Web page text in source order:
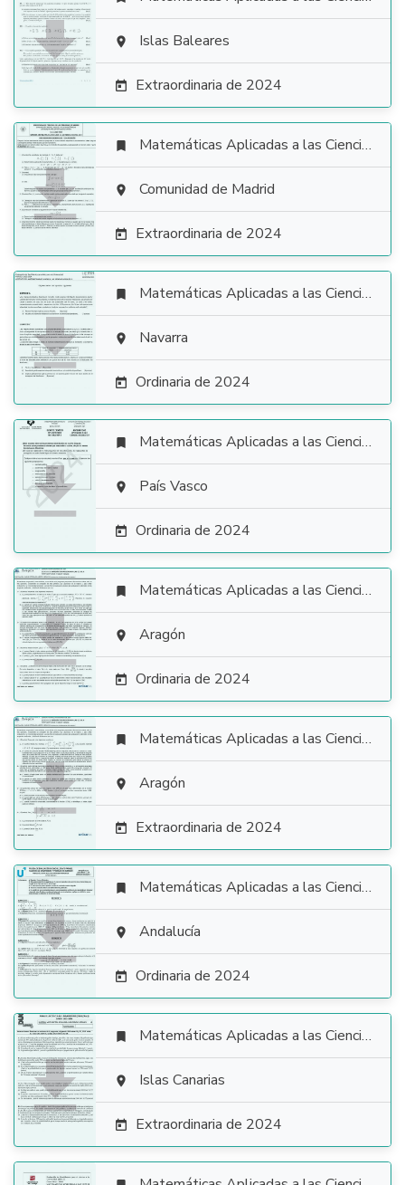
  Islas Baleares
 Extraordinaria de 2024

 Matemáticas Aplicadas a las Ciencias Sociales
 Comunidad de Madrid
 Extraordinaria de 2024

 Matemáticas Aplicadas a las Ciencias Sociales
 Navarra
 Ordinaria de 2024

 Matemáticas Aplicadas a las Ciencias Sociales
 País Vasco
 Ordinaria de 2024

 Matemáticas Aplicadas a las Ciencias Sociales
 Aragón
 Ordinaria de 2024

 Matemáticas Aplicadas a las Ciencias Sociales
 Aragón
 Extraordinaria de 2024

 Matemáticas Aplicadas a las Ciencias Sociales
 Andalucía
 Ordinaria de 2024

 Matemáticas Aplicadas a las Ciencias Sociales
 Islas Canarias
 Extraordinaria de 2024